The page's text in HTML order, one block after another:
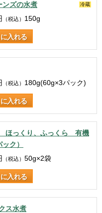
ンズの水煮 冷蔵
（税込） 150g
入れる
（税込） 180g(60g×3パック)
入れる
ほっくり、ふっくら 有機
ク）
（税込） 50g×2袋
入れる
ス水煮